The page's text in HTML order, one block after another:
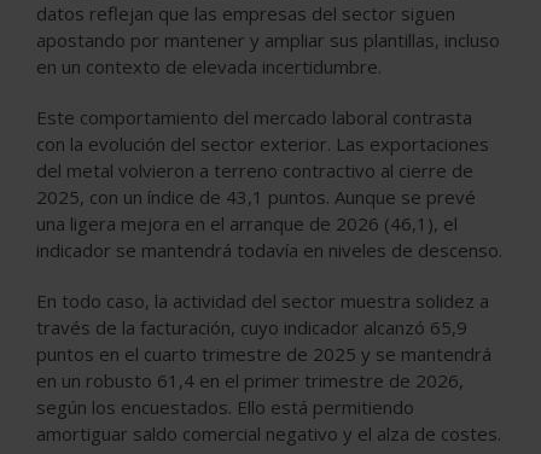
datos reflejan que las empresas del sector siguen
apostando por mantener y ampliar sus plantillas, incluso
en un contexto de elevada incertidumbre.
Este comportamiento del mercado laboral contrasta
con la evolución del sector exterior. Las exportaciones
del metal volvieron a terreno contractivo al cierre de
2025, con un índice de 43,1 puntos. Aunque se prevé
una ligera mejora en el arranque de 2026 (46,1), el
indicador se mantendrá todavía en niveles de descenso.
En todo caso, la actividad del sector muestra solidez a
través de la facturación, cuyo indicador alcanzó 65,9
puntos en el cuarto trimestre de 2025 y se mantendrá
en un robusto 61,4 en el primer trimestre de 2026,
según los encuestados. Ello está permitiendo
amortiguar saldo comercial negativo y el alza de costes.